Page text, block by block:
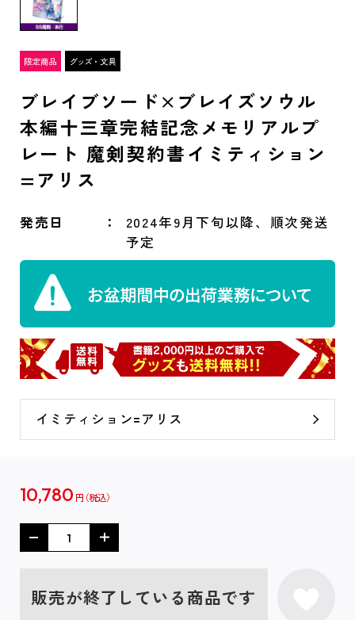
ブレイブソード×ブレイズソウル
本編十三章完結記念メモリアルプ
レート 魔剣契約書イミティション
=アリス
発売日
2024年9月下旬以降、順次発送
予定
イミティション=アリス
10,780 円
販売が終了している商品です